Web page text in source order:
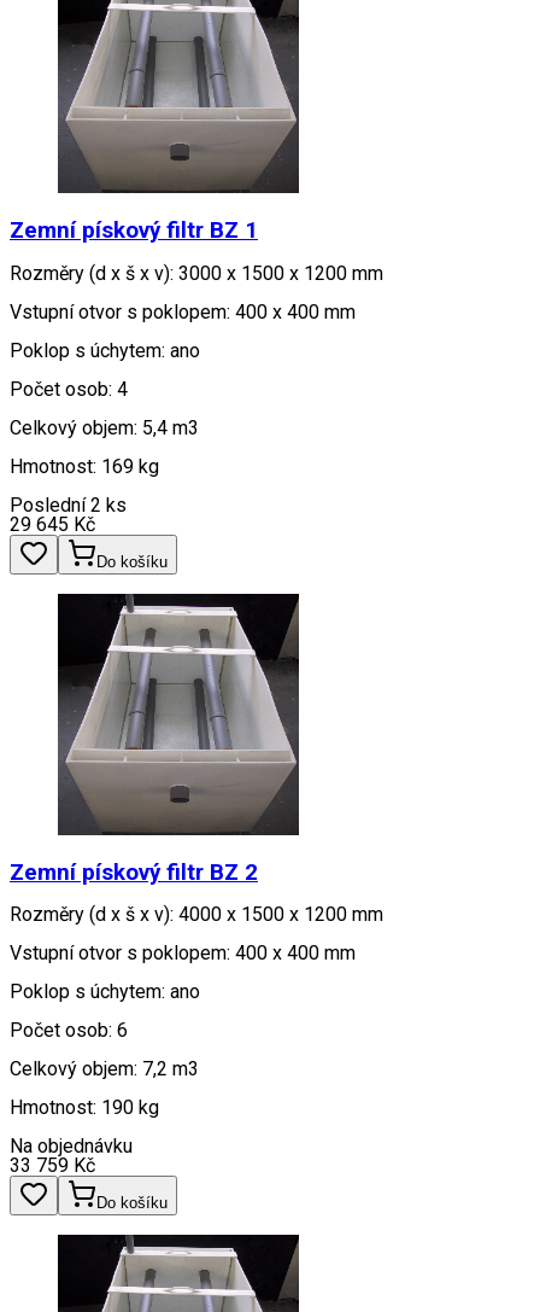
Zemní pískový filtr BZ 1
Rozměry (d x š x v): 3000 x 1500 x 1200 mm
Vstupní otvor s poklopem: 400 x 400 mm
Poklop s úchytem: ano
Počet osob: 4
Celkový objem: 5,4 m3
Hmotnost: 169 kg
Poslední 2 ks
29 645 Kč
Do košíku
Zemní pískový filtr BZ 2
Rozměry (d x š x v): 4000 x 1500 x 1200 mm
Vstupní otvor s poklopem: 400 x 400 mm
Poklop s úchytem: ano
Počet osob: 6
Celkový objem: 7,2 m3
Hmotnost: 190 kg
Na objednávku
33 759 Kč
Do košíku